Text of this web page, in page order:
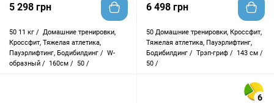
5 298 грн
50 11 кг / Домашние тренировки,
Кроссфит, Тяжелая атлетика,
Пауэрлифтинг, Бодибилдинг / W-
образный /
160см / 50 /
6 498 грн
50 Домашние тренировки, Кроссфит,
Тяжелая атлетика, Пауэрлифтинг,
Бодибилдинг / Трэп-гриф /
143 см /
50 /
6